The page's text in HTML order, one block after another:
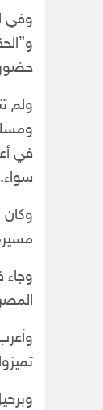
وفي
ولم
في
سواء.
وكان
وجاء